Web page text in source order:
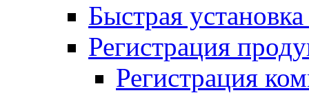
Быстрая
Регистрация
Регистрация